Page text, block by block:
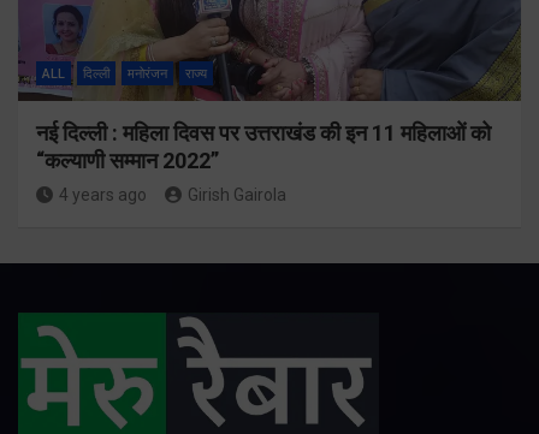
ALL दिल्ली मनोरंजन राज्य
नई दिल्ली : महिला दिवस पर उत्तराखंड की इन 11 महिलाओं को
“कल्याणी सम्मान 2022”
4 years ago Girish Gairola